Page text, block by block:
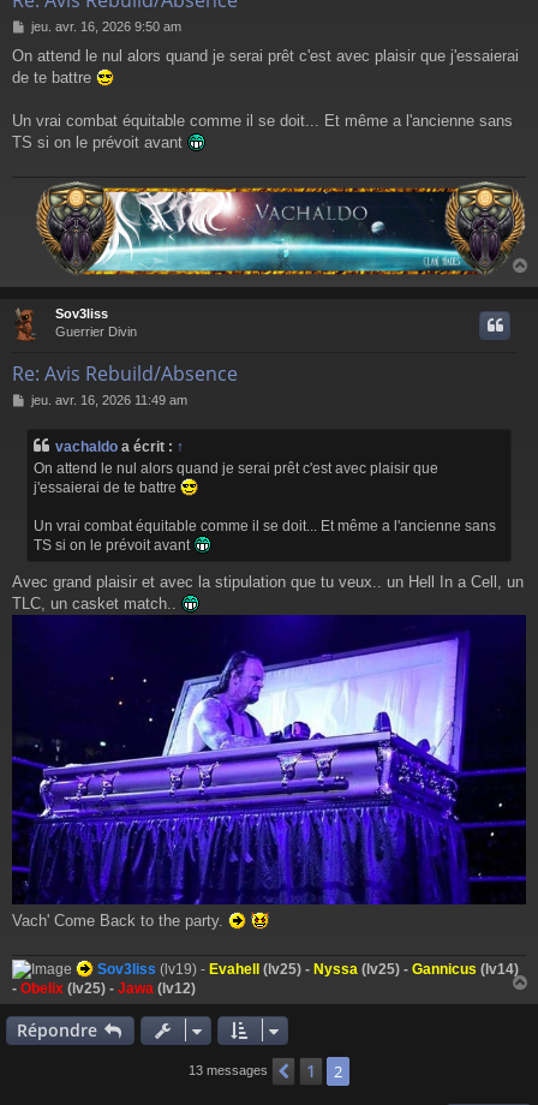
M
s
s
g
e
jeu. avr. 16, 2026 9:50 am
On attend le nul alors quand je serai prêt c'est avec plaisir que j'essaierai
de te battre
Un vrai combat équitable comme il se doit... Et même a l'ancienne sans
TS si on le prévoit avant
a
Sov3liss
Guerrier Divin
Re: Avis Rebuild/Absence
M
jeu. avr. 16, 2026 11:49 am
vachaldo a écrit : ↑
On attend le nul alors quand je serai prêt c'est avec plaisir que
j'essaierai de te battre
Un vrai combat équitable comme il se doit... Et même a l'ancienne sans
TS si on le prévoit avant
Avec grand plaisir et avec la stipulation que tu veux.. un Hell In a Cell, un
TLC, un casket match..
Vach' Come Back to the party.
Sov3liss (lv19) - Evahell (lv25) - Nyssa (lv25) - Gannicus (lv14)
- Obelix (lv25) - Jawa (lv12)
a
Répondre
13 messages Précédent
1 2